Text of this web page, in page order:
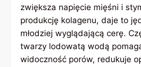
zwiększa napięcie mięśni i
produkcję kolagenu, daje to
młodziej wyglądającą cerę.
twarzy lodowatą wodą
widoczność porów, redukuje